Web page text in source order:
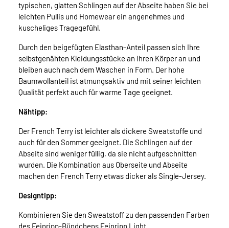
typischen, glatten Schlingen auf der Abseite haben Sie bei
leichten Pullis und Homewear ein angenehmes und
kuscheliges Tragegefühl.
Durch den beigefügten Elasthan-Anteil passen sich Ihre
selbstgenähten Kleidungsstücke an Ihren Körper an und
bleiben auch nach dem Waschen in Form. Der hohe
Baumwollanteil ist atmungsaktiv und mit seiner leichten
Qualität perfekt auch für warme Tage geeignet.
Nähtipp:
Der French Terry ist leichter als dickere Sweatstoffe und
auch für den Sommer geeignet. Die Schlingen auf der
Abseite sind weniger füllig, da sie nicht aufgeschnitten
wurden. Die Kombination aus Oberseite und Abseite
machen den French Terry etwas dicker als Single-Jersey.
Designtipp:
Kombinieren Sie den Sweatstoff zu den passenden Farben
des Feinripp-Bündchens Feinripp Light.